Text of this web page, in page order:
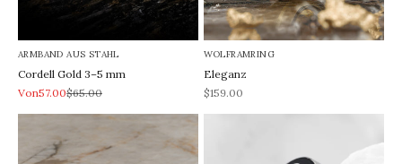
ARMBAND AUS STAHL
Cordell Gold 3–5 mm
REA-pris
Von57.00Pris
$65.00
WOLFRAMRING
Eleganz
REA-pris
$159.00